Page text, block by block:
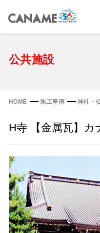
ホーム
縦葺き屋根
フリーハットⅡ型
FHR-2000
フラットライン
タイマルーフ M型
タイマルーフ F25
タイマルーフ T型
金属瓦
カナメルーフ
洋瓦王(ヨウガオウ)
通気断熱工法
Vi65
換気棟システム
屋根の改修
施工事例
技術情報
公共施設
HOME 施工事例 神社・
H寺 【金属瓦】カ